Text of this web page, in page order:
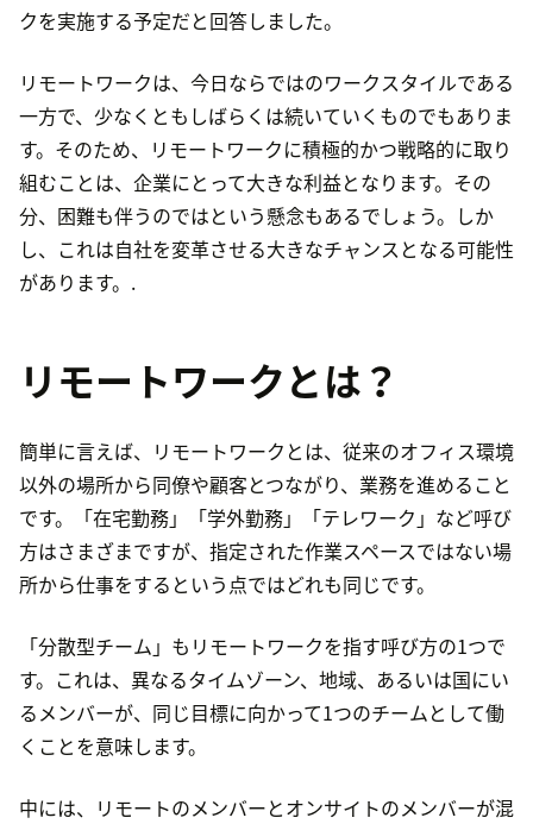
クを実施する予定だと回答しました。
リモートワークは、今日ならではのワークスタイルである
一方で、少なくともしばらくは続いていくものでもありま
す。そのため、リモートワークに積極的かつ戦略的に取り
組むことは、企業にとって大きな利益となります。その
分、困難も伴うのではという懸念もあるでしょう。しか
し、これは自社を変革させる大きなチャンスとなる可能性
があります。.
リモートワークとは？
簡単に言えば、リモートワークとは、従来のオフィス環境
以外の場所から同僚や顧客とつながり、業務を進めること
です。「在宅勤務」「学外勤務」「テレワーク」など呼び
方はさまざまですが、指定された作業スペースではない場
所から仕事をするという点ではどれも同じです。
「分散型チーム」もリモートワークを指す呼び方の1つで
す。これは、異なるタイムゾーン、地域、あるいは国にい
るメンバーが、同じ目標に向かって1つのチームとして働
くことを意味します。
中には、リモートのメンバーとオンサイトのメンバーが混